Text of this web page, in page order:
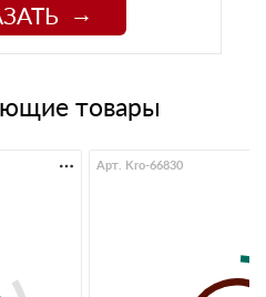
товары
Арт. Kro-66830